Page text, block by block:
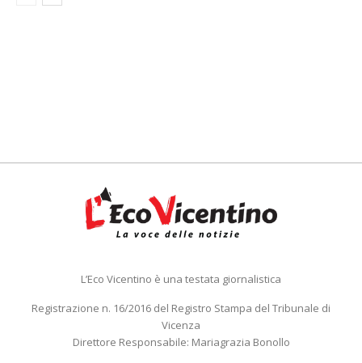
L’Eco Vicentino è una testata giornalistica
Registrazione n. 16/2016 del Registro Stampa del Tribunale di
Vicenza
Direttore Responsabile: Mariagrazia Bonollo